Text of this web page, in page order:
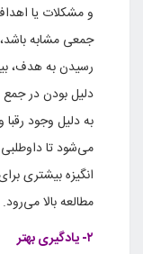
و مشکلات یا
جمعی مشابه
رسیدن به هدف،
دلیل بودن در جمع
به دلیل وجود
می‌شود تا
انگیزه بیشتری
مطالعه بالا می‌رود.
۲- یادگیری بهتر